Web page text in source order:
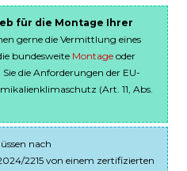
für die Montage Ihrer
gerne die Vermittlung eines
bundesweite Montage oder
Sie die Anforderungen der EU-
(Art. 11, Abs.
nach
2215 von einem zertifizierten